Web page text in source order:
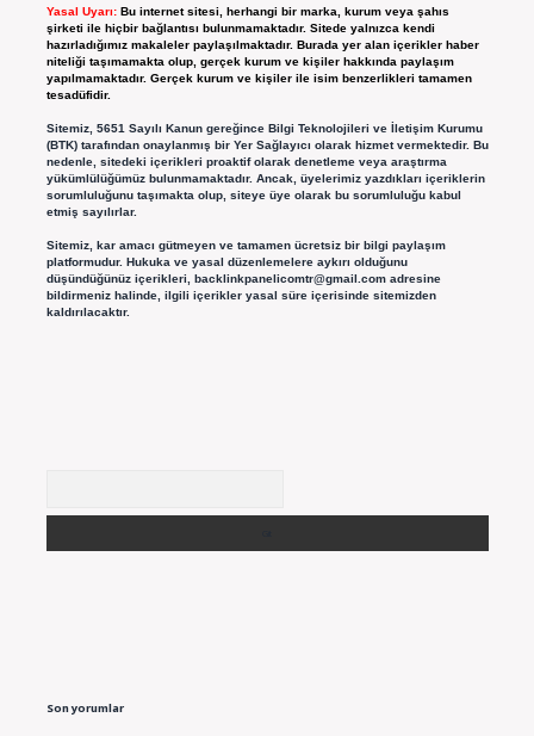
Yasal Uyarı: Bu internet sitesi, herhangi bir marka, kurum veya şahıs
şirketi ile hiçbir bağlantısı bulunmamaktadır. Sitede yalnızca kendi
hazırladığımız makaleler paylaşılmaktadır. Burada yer alan içerikler haber
niteliği taşımamakta olup, gerçek kurum ve kişiler hakkında paylaşım
yapılmamaktadır. Gerçek kurum ve kişiler ile isim benzerlikleri tamamen
tesadüfidir.
Sitemiz, 5651 Sayılı Kanun gereğince Bilgi Teknolojileri ve İletişim Kurumu
(BTK) tarafından onaylanmış bir Yer Sağlayıcı olarak hizmet vermektedir. Bu
nedenle, sitedeki içerikleri proaktif olarak denetleme veya araştırma
yükümlülüğümüz bulunmamaktadır. Ancak, üyelerimiz yazdıkları içeriklerin
sorumluluğunu taşımakta olup, siteye üye olarak bu sorumluluğu kabul
etmiş sayılırlar.
Sitemiz, kar amacı gütmeyen ve tamamen ücretsiz bir bilgi paylaşım
platformudur. Hukuka ve yasal düzenlemelere aykırı olduğunu
düşündüğünüz içerikleri, backlinkpanelicomtr@gmail.comadresine
bildirmeniz halinde, ilgili içerikler yasal süre içerisinde sitemizden
kaldırılacaktır.
Son yorumlar